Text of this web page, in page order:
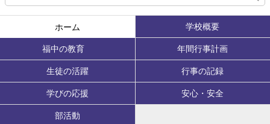
ホーム 学校概要
福中の教育 年間行事計画
生徒の活躍 行事の記録
学びの応援 安心・安全
部活動